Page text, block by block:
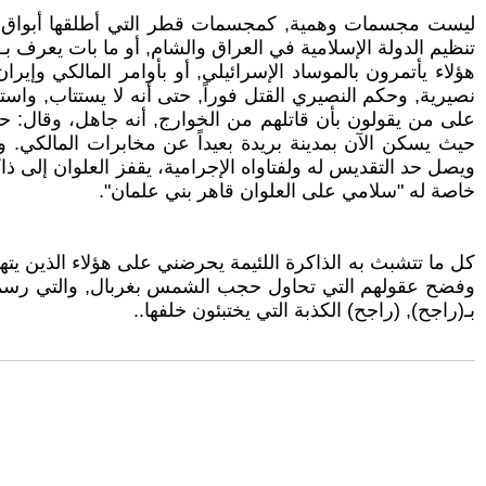
ليست مجسمات وهمية, كمجسمات قطر التي أطلقها أبواق
تنظيم الدولة الإسلامية في العراق والشام, أو ما بات
هؤلاء يأتمرون بالموساد الإسرائيلي, أو بأوامر المالكي
نصيرية, وحكم النصيري القتل فوراً, حتى أنه لا يستتاب,
على من يقولون بأن قاتلهم من الخوارج, أنه جاهل،
حيث يسكن الآن بمدينة بريدة بعيداً عن مخابرات
ويصل حد التقديس له ولفتاواه الإجرامية، يقفز العلوان
خاصة له "سلامي على العلوان قاهر بني علمان".
كل ما تتشبث به الذاكرة اللئيمة يحرضني على هؤلاء الذين
وفضح عقولهم التي تحاول حجب الشمس بغربال, والتي رسمت
بـ(راجح), (راجح) الكذبة التي يختبئون خلفها..